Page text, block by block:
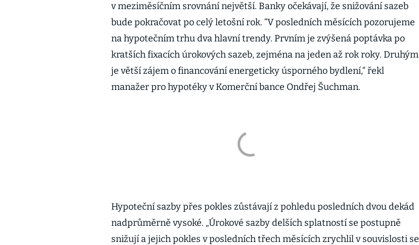
v meziměsíčním srovnání největší. Banky očekávají, že snižování sazeb
bude pokračovat po celý letošní rok. “V posledních měsících pozorujeme
na hypotečním trhu dva hlavní trendy. Prvním je zvýšená poptávka po
kratších fixacích úrokových sazeb, zejména na jeden až rok roky. Druhým
je větší zájem o financování energeticky úsporného bydlení,“ řekl
manažer pro hypotéky v Komerční bance Ondřej Šuchman.
Hypoteční sazby přes pokles zůstávají z pohledu posledních dvou dekád
nadprůměrně vysoké. „Úrokové sazby delších splatností se postupně
snižují a jejich pokles v posledních třech měsících zrychlil v souvislosti se